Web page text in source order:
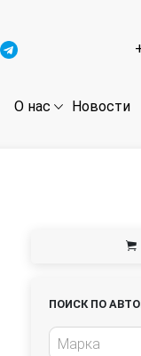
О нас Новости
ПОИСК ПО
Марка